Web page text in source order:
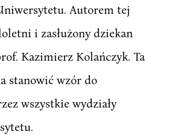
Autorem tej
i zasłużony dziekan
Kazimierz Kolańczyk. Ta
stanowić wzór do
wszystkie wydziały